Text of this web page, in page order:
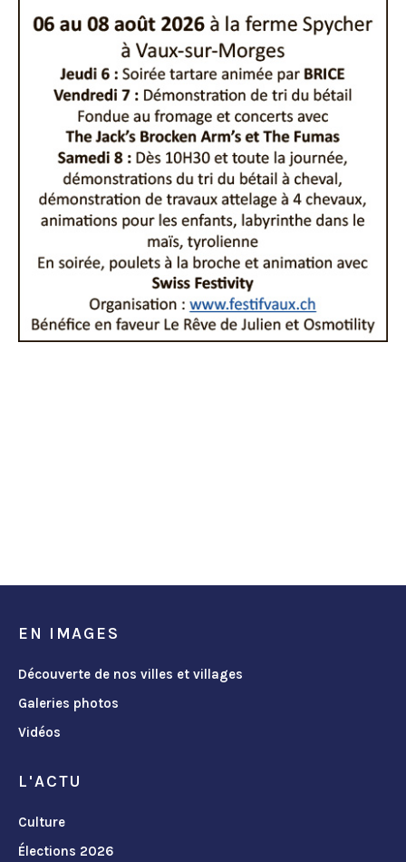
EN IMAGES
Découverte de nos villes et villages
Galeries photos
Vidéos
L'ACTU
Culture
Élections 2026